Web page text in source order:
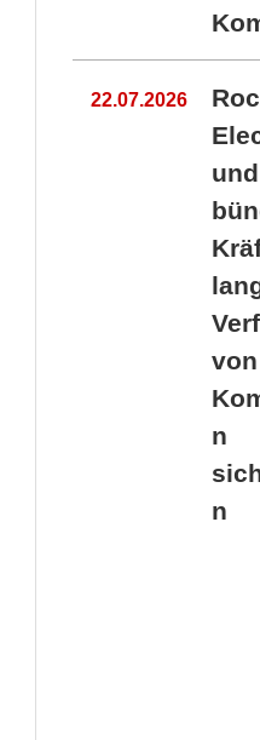
22.07.2026
n
n